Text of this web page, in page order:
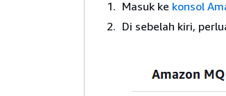
Masuk ke konsol
Di sebelah kiri,